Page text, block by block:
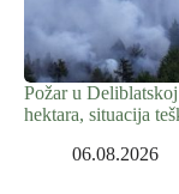
Požar u
hektara, situacija
06.08.2026